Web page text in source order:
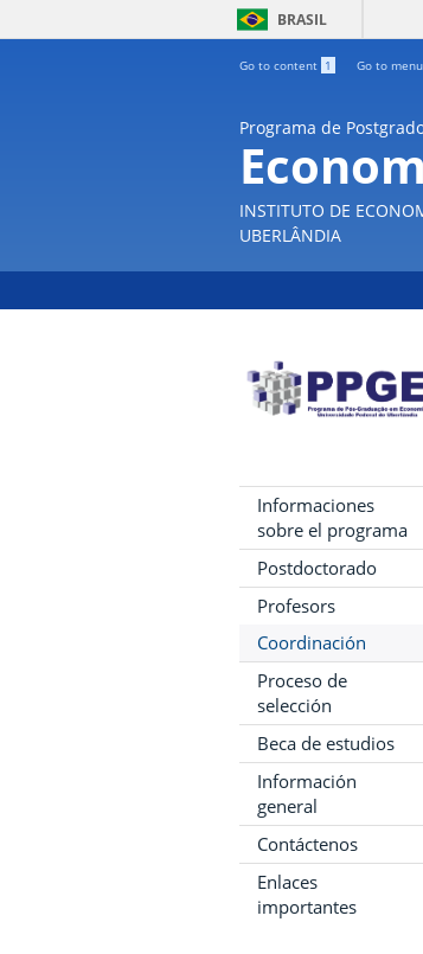
BRASIL
Go to content 1 Go to menu
Programa de
INSTITUTO DE
UBERLÂNDIA
Informaciones
sobre el programa
Postdoctorado
Profesors
Coordinación
Proceso de
selección
Beca de estudios
Información
general
Contáctenos
Enlaces
importantes